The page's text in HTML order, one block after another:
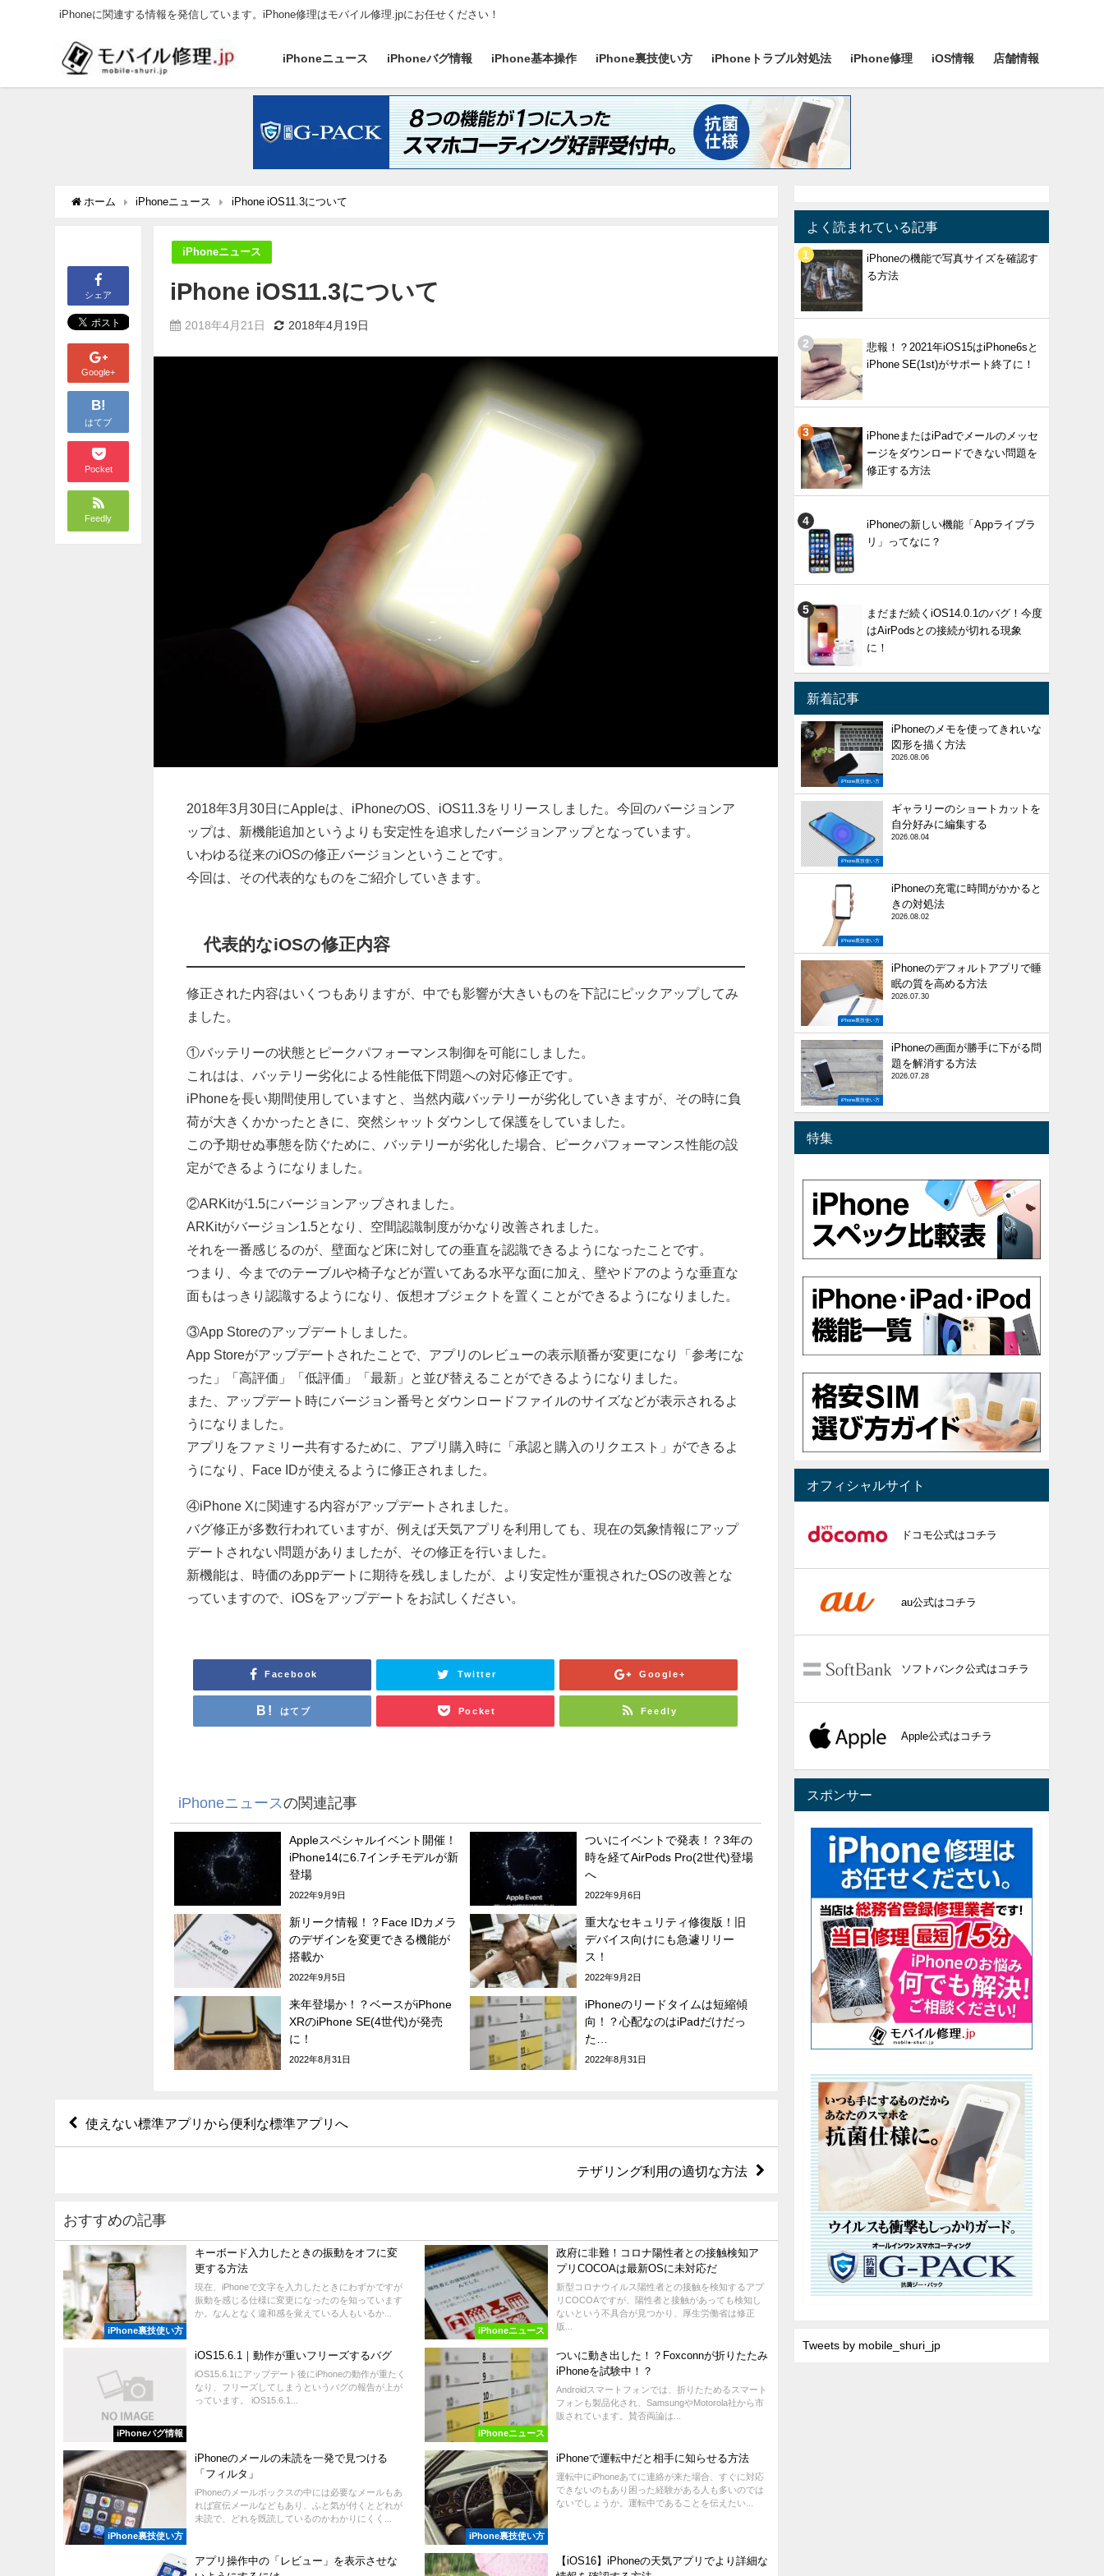
iPhoneに関連する情報を発信しています。iPhone修理はモバイル修理.jpにお任せください！
iPhoneニュース iPhoneバグ情報 iPhone基本操作 iPhone裏技使い方 iPhoneトラブル対処法 iPhone修理 iOS情報 店舗情報
ホーム iPhoneニュース iPhone iOS11.3について
シェア
Google+
B!
はてブ
Pocket
Feedly
iPhoneニュース
iPhone iOS11.3について
2018年4月21日 2018年4月19日
2018年3月30日にAppleは、iPhoneのOS、iOS11.3をリリースしました。今回のバージョンア
ップは、新機能追加というよりも安定性を追求したバージョンアップとなっています。
いわゆる従来のiOSの修正バージョンということです。
今回は、その代表的なものをご紹介していきます。
代表的なiOSの修正内容
修正された内容はいくつもありますが、中でも影響が大きいものを下記にピックアップしてみ
ました。
①バッテリーの状態とピークパフォーマンス制御を可能にしました。
これはは、バッテリー劣化による性能低下問題への対応修正です。
iPhoneを長い期間使用していますと、当然内蔵バッテリーが劣化していきますが、その時に負
荷が大きくかかったときに、突然シャットダウンして保護をしていました。
この予期せぬ事態を防ぐために、バッテリーが劣化した場合、ピークパフォーマンス性能の設
定ができるようになりました。
②ARKitが1.5にバージョンアップされました。
ARKitがバージョン1.5となり、空間認識制度がかなり改善されました。
それを一番感じるのが、壁面など床に対しての垂直を認識できるようになったことです。
つまり、今までのテーブルや椅子などが置いてある水平な面に加え、壁やドアのような垂直な
面もはっきり認識するようになり、仮想オブジェクトを置くことができるようになりました。
③App Storeのアップデートしました。
App Storeがアップデートされたことで、アプリのレビューの表示順番が変更になり「参考にな
った」「高評価」「低評価」「最新」と並び替えることができるようになりました。
また、アップデート時にバージョン番号とダウンロードファイルのサイズなどが表示されるよ
うになりました。
アプリをファミリー共有するために、アプリ購入時に「承認と購入のリクエスト」ができるよ
うになり、Face IDが使えるように修正されました。
④iPhone Xに関連する内容がアップデートされました。
バグ修正が多数行われていますが、例えば天気アプリを利用しても、現在の気象情報にアップ
デートされない問題がありましたが、その修正を行いました。
新機能は、時価のあppデートに期待を残しましたが、より安定性が重視されたOSの改善とな
っていますので、iOSをアップデートをお試しください。
Facebook Twitter Google+
はてブ Pocket Feedly
iPhoneニュースの関連記事
Appleスペシャルイベント開催！
iPhone14に6.7インチモデルが新
登場
2022年9月9日
ついにイベントで発表！？3年の
時を経てAirPods Pro(2世代)登場
へ
2022年9月6日
新リーク情報！？Face IDカメラ
のデザインを変更できる機能が
搭載か
2022年9月5日
重大なセキュリティ修復版！旧
デバイス向けにも急遽リリー
ス！
2022年9月2日
来年登場か！？ベースがiPhone
XRのiPhone SE(4世代)が発売
に！
2022年8月31日
iPhoneのリードタイムは短縮傾
向！？心配なのはiPadだけだっ
た…
2022年8月31日
使えない標準アプリから便利な標準アプリへ
テザリング利用の適切な方法
おすすめの記事
iPhone裏技使い方
キーボード入力したときの振動をオフに変
更する方法
現在、iPhoneで文字を入力したときにわずかですが
振動を感じる仕様に変更になったのを知っています
か。なんとなく違和感を覚えている人もいるか...
iPhoneニュース
政府に非難！コロナ陽性者との接触検知ア
プリCOCOAは最新OSに未対応だ
新型コロナウイルス陽性者との接触を検知するアプ
リCOCOAですが、陽性者と接触があっても検知し
ないという不具合が見つかり、厚生労働省は修正
版...
iPhoneバグ情報
iOS15.6.1｜動作が重いフリーズするバグ
iOS15.6.1にアップデート後にiPhoneの動作が重たく
なり、フリーズしてしまうというバグの報告が上が
っています。 iOS15.6.1...
iPhoneニュース
ついに動き出した！？Foxconnが折りたたみ
iPhoneを試験中！？
Androidスマートフォンでは、折りたためるスマート
フォンも製品化され、SamsungやMotorola社から市
販されています。賛否両論は...
iPhone裏技使い方
iPhoneのメールの未読を一発で見つける
「フィルタ」
iPhoneのメールボックスの中には必要なメールもあ
れば宣伝メールなどもあり、ふと気が付くとどれが
未読で、どれを既読しているのかわかりにくく...
iPhone裏技使い方
iPhoneで運転中だと相手に知らせる方法
運転中にiPhoneあてに連絡が来た場合、すぐに対応
できないのもあり困った経験がある人も多いのでは
ないでしょうか。運転中であることを伝えたい...
アプリ操作中の「レビュー」を表示させな
【iOS16】iPhoneの天気アプリでより詳細な
よく読まれている記事
iPhoneの機能で写真サイズを確認す
る方法
悲報！？2021年iOS15はiPhone6sと
iPhone SE(1st)がサポート終了に！
iPhoneまたはiPadでメールのメッセ
ージをダウンロードできない問題を
修正する方法
iPhoneの新しい機能「Appライブラ
リ」ってなに？
まだまだ続くiOS14.0.1のバグ！今度
はAirPodsとの接続が切れる現象
に！
新着記事
iPhone裏技使い方
iPhoneのメモを使ってきれいな
図形を描く方法
2026.08.06
iPhone裏技使い方
ギャラリーのショートカットを
自分好みに編集する
2026.08.04
iPhone裏技使い方
iPhoneの充電に時間がかかると
きの対処法
2026.08.02
iPhone裏技使い方
iPhoneのデフォルトアプリで睡
眠の質を高める方法
2026.07.30
iPhone裏技使い方
iPhoneの画面が勝手に下がる問
題を解消する方法
2026.07.28
特集
オフィシャルサイト
ドコモ公式はコチラ
au公式はコチラ
ソフトバンク公式はコチラ
Apple公式はコチラ
スポンサー
Tweets by mobile_shuri_jp